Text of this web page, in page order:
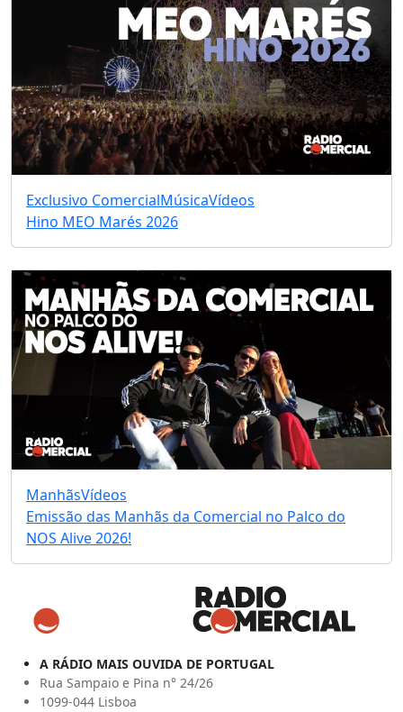
Exclusivo ComercialMúsicaVídeos
Hino MEO Marés 2026
ManhãsVídeos
Emissão das Manhãs da Comercial no Palco do
NOS Alive 2026!
A RÁDIO MAIS OUVIDA DE PORTUGAL
Rua Sampaio e Pina n° 24/26
1099-044 Lisboa